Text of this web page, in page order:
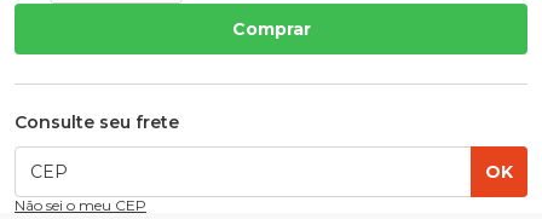
Comprar
Consulte seu frete
OK
Não sei o meu CEP